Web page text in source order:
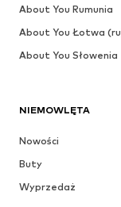
NIEMOWLĘTA
Nowości
Buty
Wyprzedaż
About You Rumunia
About You Łotwa
About You Słowenia